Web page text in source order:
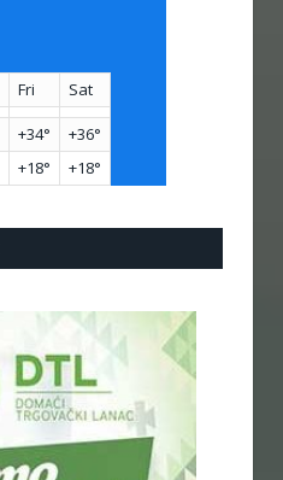
Fri Sat
+34° +36°
+18° +18°